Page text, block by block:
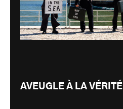
AVEUGLE À LA VÉRITÉ